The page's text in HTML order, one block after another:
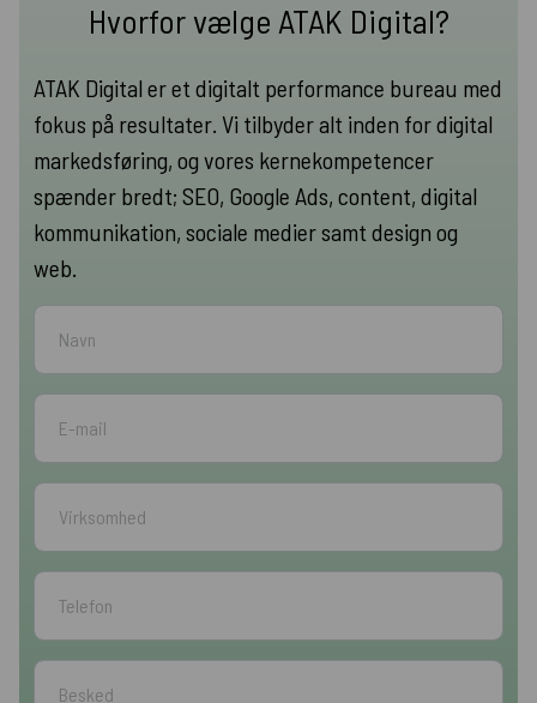
Hvorfor vælge ATAK Digital?
ATAK Digital er et digitalt performance bureau med
fokus på resultater. Vi tilbyder alt inden for digital
markedsføring, og vores kernekompetencer
spænder bredt; SEO, Google Ads, content, digital
kommunikation, sociale medier samt design og
web.